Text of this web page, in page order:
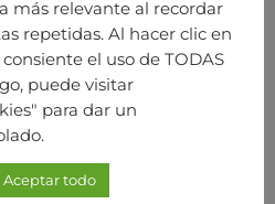
más relevante al recordar
repetidas. Al hacer clic en
el uso de TODAS
puede visitar
para dar un
Aceptar todo